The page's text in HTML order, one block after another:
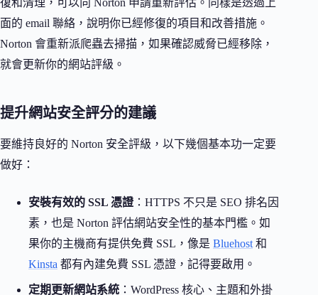
復和清理，可以向 Norton 申請重新評估。同樣是透過上
面的 email 聯絡，說明你已經修復的項目和改善措施。
Norton 會重新派爬蟲去掃描，如果確認威脅已經移除，
就會更新你的網站評級。
提升網站安全評分的建議
要維持良好的 Norton 安全評級，以下幾個基本功一定要
做好：
安裝有效的 SSL 憑證 ：HTTPS 不只是 SEO 排名因
素，也是 Norton 評估網站安全性的基本門檻。如
果你的主機商有提供免費 SSL，像是 Bluehost 和
Kinsta 都有內建免費 SSL 憑證，記得要啟用。
定期更新網站系統 ：WordPress 核心、主題和外掛